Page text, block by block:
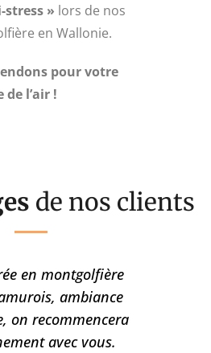
» lors de nos
en Wallonie.
pour votre
l’air !
de nos clients
en montgolfière
ambiance
on recommencera
avec vous.